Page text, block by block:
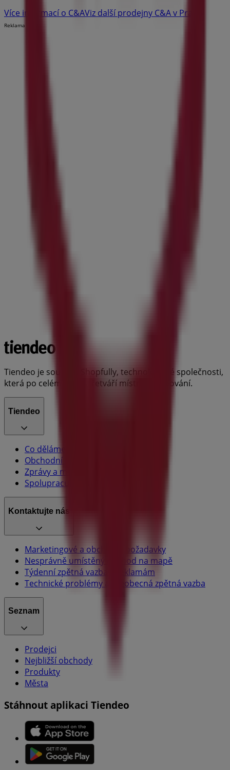
Více informací o C&AViz další prodejny C&A v Praha
Reklama
Tiendeo je součástí Shopfully, technologické společnosti,
která po celém světě přetváří místní nakupování.
Tiendeo
Co děláme
Obchodní řešení
Zprávy a média
Spolupracujte s námi
Kontaktujte nás
Marketingové a obchodní požadavky
Nesprávně umístěný obchod na mapě
Týdenní zpětná vazba k reklamám
Technické problémy a všeobecná zpětná vazba
Seznam
Prodejci
Nejbližší obchody
Produkty
Města
Stáhnout aplikaci Tiendeo